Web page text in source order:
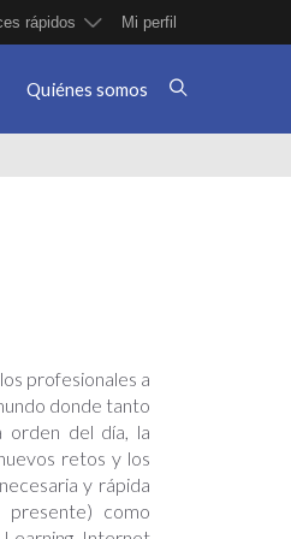
rápidos Mi perfil
Quiénes somos
profesionales a
donde tanto
orden del día, la
retos y los
y rápida
presente) como